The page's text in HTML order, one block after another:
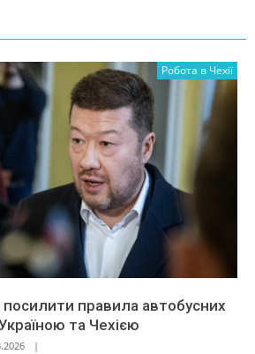
Робота в Чехії
посилити правила автобусних
та Чехією